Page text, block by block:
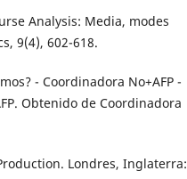
Analysis: Media, modes
9(4), 602-618.
- Coordinadora No+AFP -
Obtenido de Coordinadora
Londres, Inglaterra: